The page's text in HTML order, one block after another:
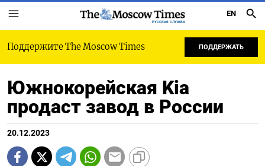
РУССКАЯ СЛУЖБА
EN
Поддержите The Moscow Times ПОДДЕРЖАТЬ
Южнокорейская Kia
продаст завод в России
20.12.2023